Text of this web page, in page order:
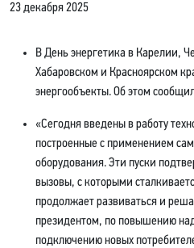
23 декабря 2025
В День энергетика в Карелии,
Хабаровском и Красноярском
энергообъекты. Об этом
«Сегодня введены в работу
построенные с применением
оборудования. Эти пуски
вызовы, с которыми
продолжает развиваться и
президентом, по повышению
подключению новых